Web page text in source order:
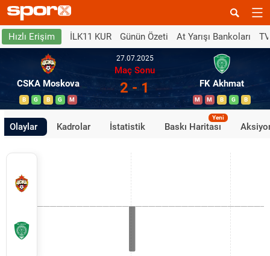
Hızlı Erişim İLK11 KUR Günün Özeti At Yarışı Bankoları
CSKA Moskova
B G B G M
27.07.2025
Maç Sonu
2 - 1 FK Akhmat
M M B G B
Olaylar Kadrolar İstatistik Baskı Haritası
Yeni